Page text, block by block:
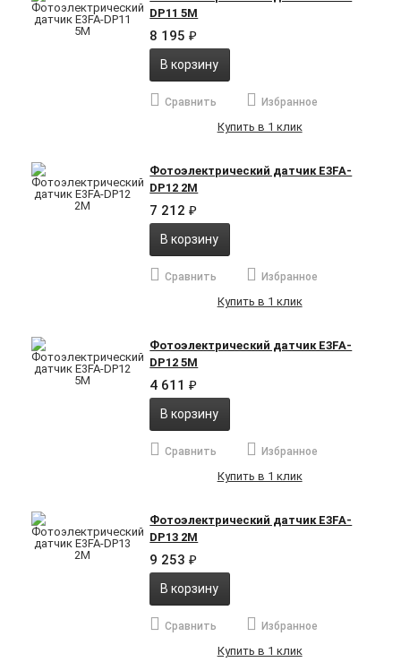
DP11 5M
8 195₽
В корзину
Сравнить Избранное
Купить в 1 клик
Фотоэлектрический датчик E3FA-
DP12 2M
7 212₽
В корзину
Сравнить Избранное
Купить в 1 клик
Фотоэлектрический датчик E3FA-
DP12 5M
4 611₽
В корзину
Сравнить Избранное
Купить в 1 клик
Фотоэлектрический датчик E3FA-
DP13 2M
9 253₽
В корзину
Сравнить Избранное
Купить в 1 клик